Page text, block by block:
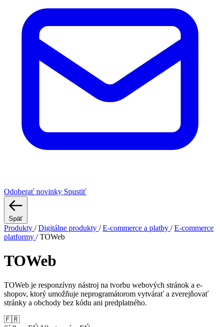
Odoberať novinky Spustiť
Späť
Produkty / Digitálne produkty / E-commerce a platby / E-commerce
platformy / TOWeb
TOWeb
TOWeb je responzívny nástroj na tvorbu webových stránok a e-
shopov, ktorý umožňuje neprogramátorom vytvárať a zverejňovať
stránky a obchody bez kódu ani predplatného.
🇫🇷